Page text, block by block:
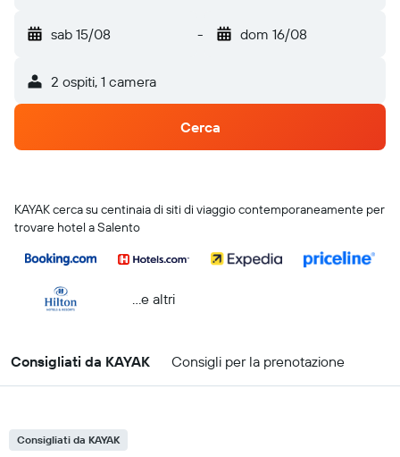
sab 15/08 - dom 16/08
2 ospiti, 1 camera
Cerca
KAYAK cerca su centinaia di siti di viaggio contemporaneamente per
trovare hotel a Salento
...e altri
Consigliati da KAYAK Consigli per la prenotazione
Consigliati da KAYAK